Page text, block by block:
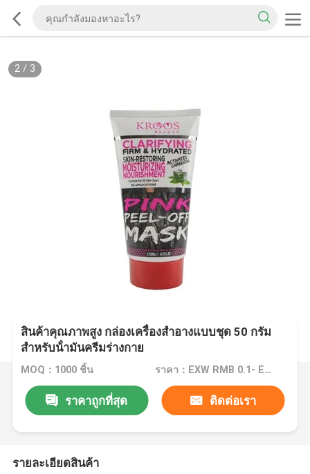
2/ 3
สินค้าคุณภาพสูง กล่องเครื่องสําอางแบบชุด 50 กรัม
สําหรับน้ํามันครีมร่างกาย
MOQ：1000 ชิ้น ราคา：EXW RMB 0.1- EXW RMB 5
ราคาถูกที่สุด ติดต่อเรา
รายละเอียดสินค้า